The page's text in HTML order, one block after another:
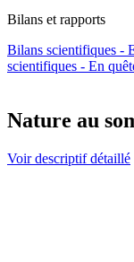
Bilans et rapports
Bilans scientifiques -
scientifiques - En
Nature au
Voir descriptif détaillé